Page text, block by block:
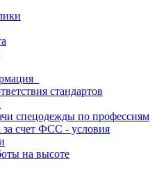
стандартов
спецодежды по профессиям
счет ФСС - условия
на высоте